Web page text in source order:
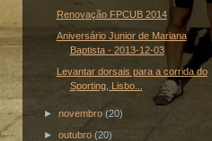
Renovação FPCUB 2014
Aniversário Junior de Mariana
Baptista - 2013-12-03
Levantar dorsais para a corrida do
Sporting, Lisbo...
►novembro(20)
►outubro(20)